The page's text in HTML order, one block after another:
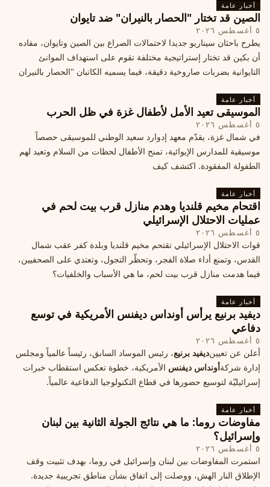
أخبار عامة
الصين قد تختار "الحصار بالنيران" ضد تايوان
٥ أغسطس ٢٠٢٦
يطرح باحثان سيناريو جديدا لاحتمالات الصراع بين الصين وتايوان، مفاده
أن بكين قد تختار إستراتيجية مختلفة تقوم على استهداف الموانئ
التايوانية بضربات صاروخية دقيقة، فيما يسميه الكاتبان "الحصار بالنيران
أخبار عامة
الموسيقى تعيد الأمل لأطفال غزة في ظل الحرب
٥ أغسطس ٢٠٢٦
في شمال غزة، يقدّم معهد إدوارد سعيد الوطني للموسيقى حصصاً
موسيقية للمدارس الإيوائية، تمنح الأطفال لحظات من السلام وتعيد لهم
الطفولة المفقودة. اكتشف كيف
أخبار عامة
اقتحام مخيم قلنديا وهدم منازل قرب بيت لحم في
عمليات الاحتلال الإسرائيلي
٥ أغسطس ٢٠٢٦
قوات الاحتلال الإسرائيلي تقتحم مخيم قلنديا وبلدة كفر عقب شمال
القدس، وتمنع أداء صلاة الفجر، وتحظّر التجول، وتعتدي على الصحفيين،
فيما هدمت منازل قرب بيت لحم، ما هي الأسباب والخلفيات؟
أخبار عامة
ديفيد برنيع يرأس أونداس ديفنس الأمريكية في توسع
دفاعي
٥ أغسطس ٢٠٢٦
أعلن عن تعيينديفيد برنيع، رئيس الموساد السابق، رئيساً عالمياً ومجلس
إدارة شركةأونداس ديفنس الأمريكية، خطوة تعكس استقطاب خبرات
إسرائيليّة لتوسيع حضورها في قطاع التكنولوجيا الدفاعية عالمياً.
أخبار عامة
مفاوضات روما: ما هي نتائج الجولة الثانية بين لبنان
وإسرائيل؟
٥ أغسطس ٢٠٢٦
استمرت المفاوضات بين لبنان وإسرائيل في روما، بهدف تثبيت وقف
الإطلاق النار الهش، ووصلت إلى اتفاق بشأن مناطق تجريبية جديدة.